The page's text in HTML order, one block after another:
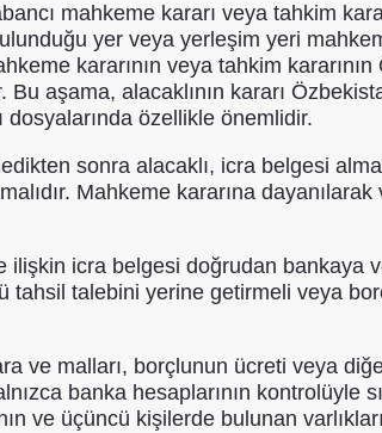
mahkeme kararı veya tahkim
yer veya yerleşim yeri
kararının veya tahkim
aşama, alacaklının kararı
dosyalarında özellikle önemlidir.
sonra alacaklı, icra belgesi
Mahkeme kararına
ilişkin icra belgesi doğrudan bankaya
talebini yerine getirmeli veya
ve malları, borçlunun ücreti veya
banka hesaplarının kontrolüyle
ve üçüncü kişilerde bulunan